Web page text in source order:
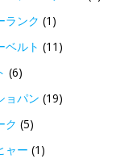
ランク (1)
ベルト (11)
(6)
ョパン (19)
ク (5)
ャー (1)